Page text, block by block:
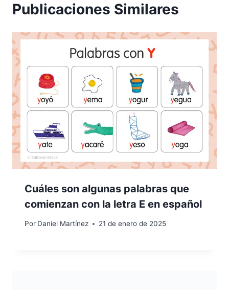
Publicaciones Similares
Cuáles son algunas palabras que
comienzan con la letra E en español
Por Daniel Martínez 21 de enero de 2025